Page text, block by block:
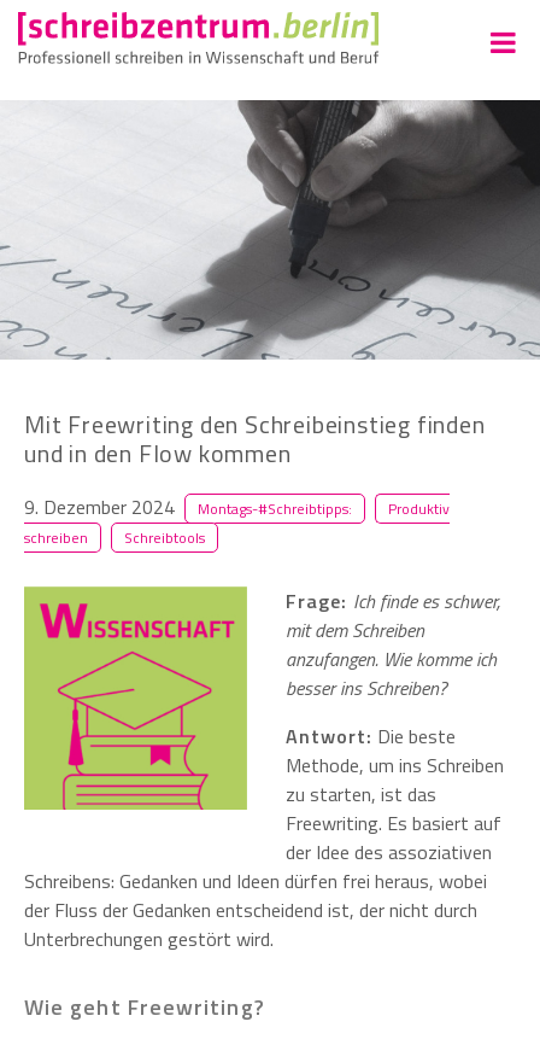
Mit Freewriting den Schreibeinstieg finden
und in den Flow kommen
9. Dezember 2024 Montags-#Schreibtipps:
Produktiv
schreiben
Schreibtools
Frage: Ich finde es schwer,
mit dem Schreiben
anzufangen. Wie komme ich
besser ins Schreiben?
Antwort: Die beste
Methode, um ins Schreiben
zu starten, ist das
Freewriting. Es basiert auf
der Idee des assoziativen
Schreibens: Gedanken und Ideen dürfen frei heraus, wobei
der Fluss der Gedanken entscheidend ist, der nicht durch
Unterbrechungen gestört wird.
Wie geht Freewriting?